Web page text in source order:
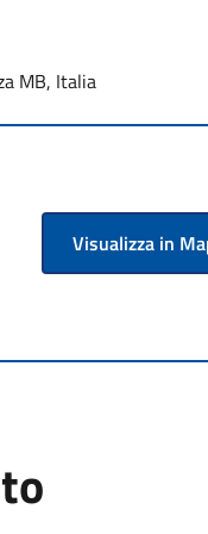
MB, Italia
Visualizza in